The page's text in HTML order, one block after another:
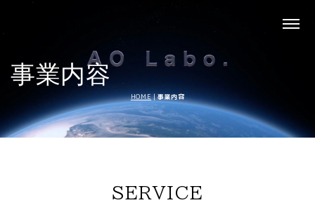
事業内容
HOME|事業内容
SERVICE